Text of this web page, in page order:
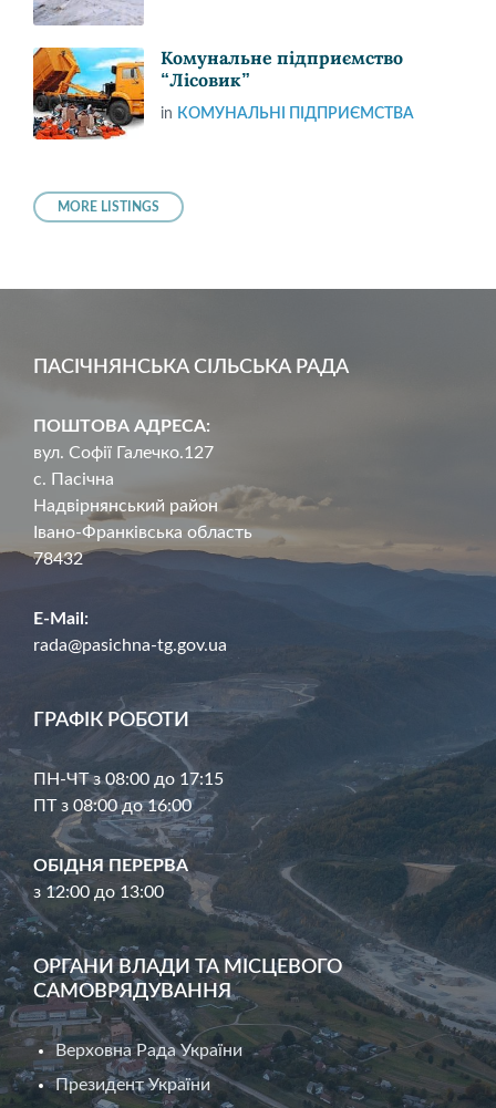
Комунальне підприємство
“Лісовик”
in КОМУНАЛЬНІ ПІДПРИЄМСТВА
MORE LISTINGS
ПАСІЧНЯНСЬКА СІЛЬСЬКА РАДА
ПОШТОВА АДРЕСА:
вул. Софії Галечко.127
с. Пасічна
Надвірнянський район
Івано-Франківська область
78432
E-Mail:
rada@pasichna-tg.gov.ua
ГРАФІК РОБОТИ
ПН-ЧТ з 08:00 до 17:15
ПТ з 08:00 до 16:00
ОБІДНЯ ПЕРЕРВА
з 12:00 до 13:00
ОРГАНИ ВЛАДИ ТА МІСЦЕВОГО
САМОВРЯДУВАННЯ
Верховна Рада України
Президент України